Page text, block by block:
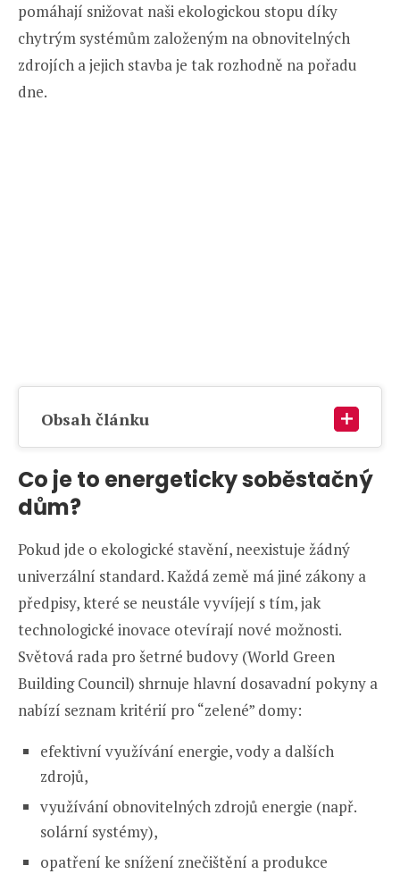
pomáhají snižovat naši ekologickou stopu díky
chytrým systémům založeným na obnovitelných
zdrojích a jejich stavba je tak rozhodně na pořadu
dne.
Obsah článku
Co je to energeticky soběstačný
dům?
Pokud jde o ekologické stavění, neexistuje žádný
univerzální standard. Každá země má jiné zákony a
předpisy, které se neustále vyvíjejí s tím, jak
technologické inovace otevírají nové možnosti.
Světová rada pro šetrné budovy (World Green
Building Council) shrnuje hlavní dosavadní pokyny a
nabízí seznam kritérií pro “zelené” domy:
efektivní využívání energie, vody a dalších
zdrojů,
využívání obnovitelných zdrojů energie (např.
solární systémy),
opatření ke snížení znečištění a produkce